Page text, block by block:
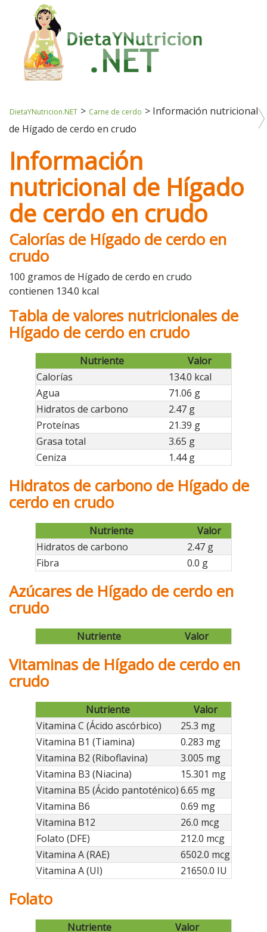
DietaYNutricion.NET > Carne de cerdo > Información nutricional
de Hígado de cerdo en crudo
Información
nutricional de Hígado
de cerdo en crudo
Calorías de Hígado de cerdo en
crudo
100 gramos de Hígado de cerdo en crudo
contienen 134.0 kcal
Tabla de valores nutricionales de
Hígado de cerdo en crudo
Nutriente
Valor
Calorías
134.0 kcal
Agua
71.06 g
Hidratos de carbono
2.47 g
Proteínas
21.39 g
Grasa total
3.65 g
Ceniza
1.44 g
Hidratos de carbono de Hígado de
cerdo en crudo
Nutriente
Valor
Hidratos de carbono
2.47 g
Fibra
0.0 g
Azúcares de Hígado de cerdo en
crudo
Nutriente Valor
Vitaminas de Hígado de cerdo en
crudo
Nutriente
Valor
Vitamina C (Ácido ascórbico)
25.3 mg
Vitamina B1 (Tiamina)
0.283 mg
Vitamina B2 (Riboflavina)
3.005 mg
Vitamina B3 (Niacina)
15.301 mg
Vitamina B5 (Ácido pantoténico)6.65 mg
Vitamina B6
0.69 mg
Vitamina B12
26.0 mcg
Folato (DFE)
212.0 mcg
Vitamina A (RAE)
6502.0 mcg
Vitamina A (UI)
21650.0 IU
Folato
Nutriente
Valor